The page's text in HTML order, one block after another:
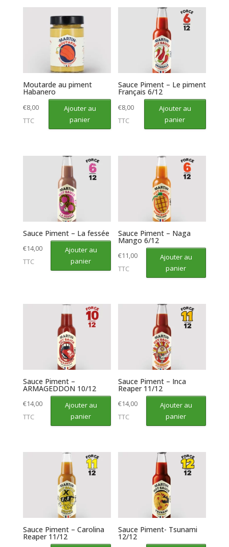
Moutarde au piment
Habanero
€8,00
TTC
Ajouter au
panier
Sauce Piment – Le piment
Français 6/12
€8,00
TTC
Ajouter au
panier
Sauce Piment – La fessée
€14,00
TTC
Ajouter au
panier
Sauce Piment – Naga
Mango 6/12
€11,00
TTC
Ajouter au
panier
Sauce Piment –
ARMAGEDDON 10/12
€14,00
TTC
Ajouter au
panier
Sauce Piment – Inca
Reaper 11/12
€14,00
TTC
Ajouter au
panier
Sauce Piment – Carolina
Reaper 11/12
Sauce Piment- Tsunami
12/12